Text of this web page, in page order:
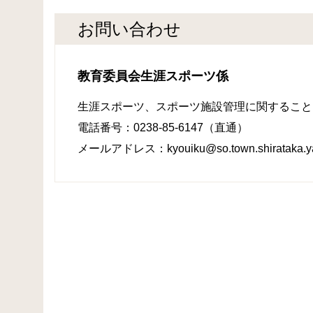
お問い合わせ
教育委員会生涯スポーツ係
生涯スポーツ、スポーツ施設管理に関すること
電話番号：0238-85-6147（直通）
メールアドレス：